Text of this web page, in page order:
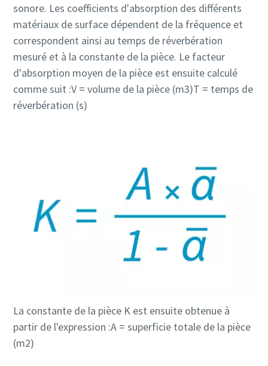
sonore. Les coefficients d'absorption des différents
matériaux de surface dépendent de la fréquence et
correspondent ainsi au temps de réverbération
mesuré et à la constante de la pièce. Le facteur
d'absorption moyen de la pièce est ensuite calculé
comme suit :V = volume de la pièce (m3)T = temps de
réverbération (s)
La constante de la pièce K est ensuite obtenue à
partir de l'expression :A = superficie totale de la pièce
(m2)